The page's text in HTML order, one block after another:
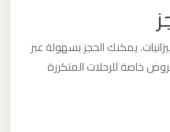
يمكنك الحجز بسهولة عبر
خاصة للرحلات المتكررة